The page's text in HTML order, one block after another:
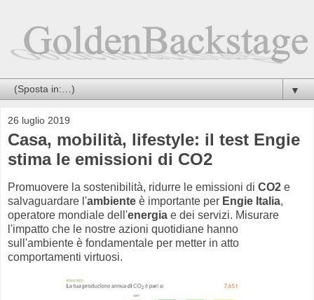
▼
26 luglio 2019
Casa, mobilità, lifestyle: il test Engie
stima le emissioni di CO2
Promuovere la sostenibilità, ridurre le emissioni di CO2 e
salvaguardare l'ambiente è importante per Engie Italia,
operatore mondiale dell'energia e dei servizi. Misurare
l'impatto che le nostre azioni quotidiane hanno
sull'ambiente è fondamentale per metter in atto
comportamenti virtuosi.